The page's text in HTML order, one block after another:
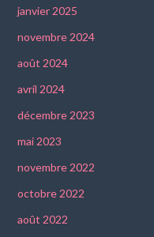
janvier 2025
novembre 2024
août 2024
avril 2024
décembre 2023
mai 2023
novembre 2022
octobre 2022
août 2022